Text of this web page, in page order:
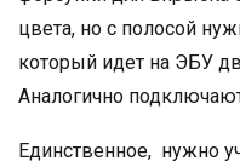
цвета, но с полосой
который идет на ЭБУ
Аналогично
Единственное, нужно